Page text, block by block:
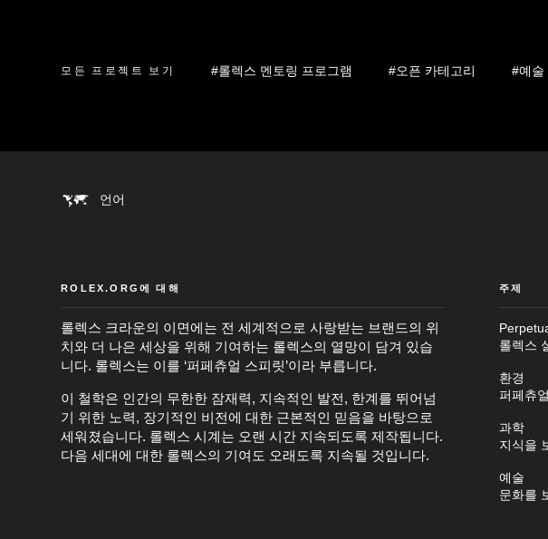
모든 프로젝트 보기 #롤렉스 멘토링 프로그램 #오픈 카테고리 #예술
언어
ROLEX.ORG에 대해
롤렉스 크라운의 이면에는 전 세계적으로 사랑받는 브랜드의 위
치와 더 나은 세상을 위해 기여하는 롤렉스의 열망이 담겨 있습
니다. 롤렉스는 이를 ‘퍼페츄얼 스피릿’이라 부릅니다.
이 철학은 인간의 무한한 잠재력, 지속적인 발전, 한계를 뛰어넘
기 위한 노력, 장기적인 비전에 대한 근본적인 믿음을 바탕으로
세워졌습니다. 롤렉스 시계는 오랜 시간 지속되도록 제작됩니다.
다음 세대에 대한 롤렉스의 기여도 오래도록 지속될 것입니다.
주제
롤렉스
환경
퍼페츄
과학
지식을
예술
문화를